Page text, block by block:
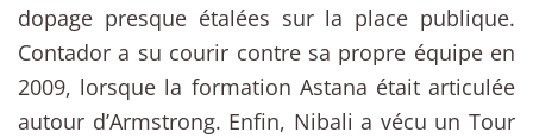
dopage presque étalées sur la place publique.
Contador a su courir contre sa propre équipe en
2009, lorsque la formation Astana était articulée
autour d’Armstrong. Enfin, Nibali a vécu un Tour